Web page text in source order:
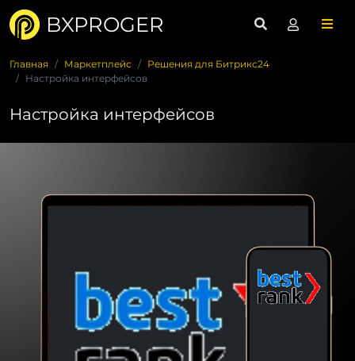
BXPROGER
Главная Маркетплейс
Решения для Битрикс24
Настройка интерфейсов
Настройка интерфейсов